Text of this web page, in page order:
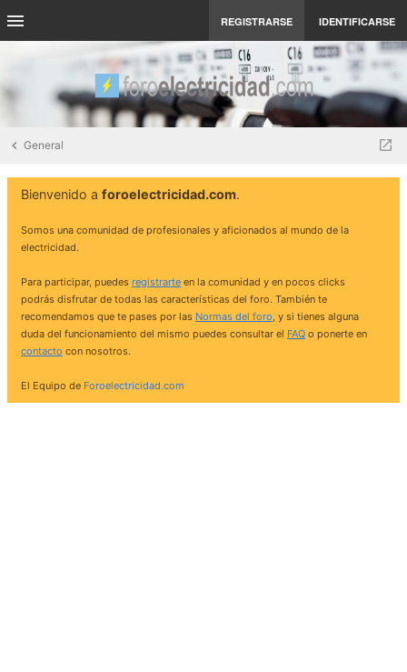
REGISTRARSE IDENTIFICARSE
General
Bienvenido a foroelectricidad.com.
Somos una comunidad de profesionales y aficionados al mundo de la
electricidad.
Para participar, puedes registrarte en la comunidad y en pocos clicks
podrás disfrutar de todas las características del foro. También te
recomendamos que te pases por las Normas del foro, y si tienes alguna
duda del funcionamiento del mismo puedes consultar el FAQ o ponerte en
contacto con nosotros.
El Equipo de Foroelectricidad.com